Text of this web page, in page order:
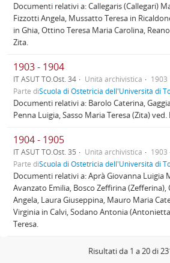
Documenti relativi a: Callegaris (Callegari)
Fizzotti Angela, Mussatto Teresa in
in Ghia, Ottino Teresa Maria Carolina,
Zita.
1903 - 1904
IT ASUT TO.Ost. 34 Unità archivistica
1903
Parte diScuola di Ostetricia dell'Università di
Documenti relativi a: Barolo Caterina,
Penna Luigia, Sasso Maria Teresa (Zita)
1904 - 1905
IT ASUT TO.Ost. 35 Unità archivistica
1903
Parte diScuola di Ostetricia dell'Università di
Documenti relativi a: Aprà Giovanna Luigia
Avanzato Emilia, Bosco Zeffirina (Zefferina),
Angela, Laura Giuseppina, Mauro Maria
Virginia in Calvi, Sodano Antonia
Teresa.
Risultati da 1 a 20 di